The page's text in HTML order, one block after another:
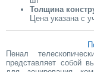
Толщина
Цена указана c
Пенал
представляет собой